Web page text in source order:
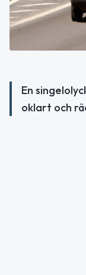
En
oklart och